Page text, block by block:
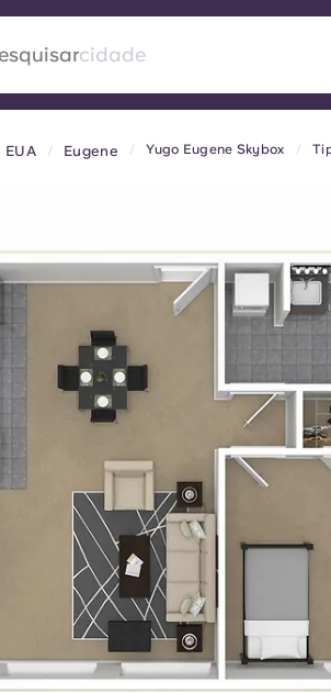
cidade
Impulsionando uma
estudantil
Yugocom a VCARB estimula a
inesquecíveis para os alunos.
English (US)
EUA Eugene Yugo Eugene Skybox